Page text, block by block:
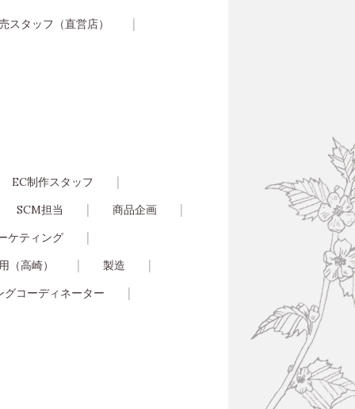
スタッフ（直営店）
EC制作スタッフ
SCM担当
商品企画
ケティング
（高崎）
製造
コーディネーター